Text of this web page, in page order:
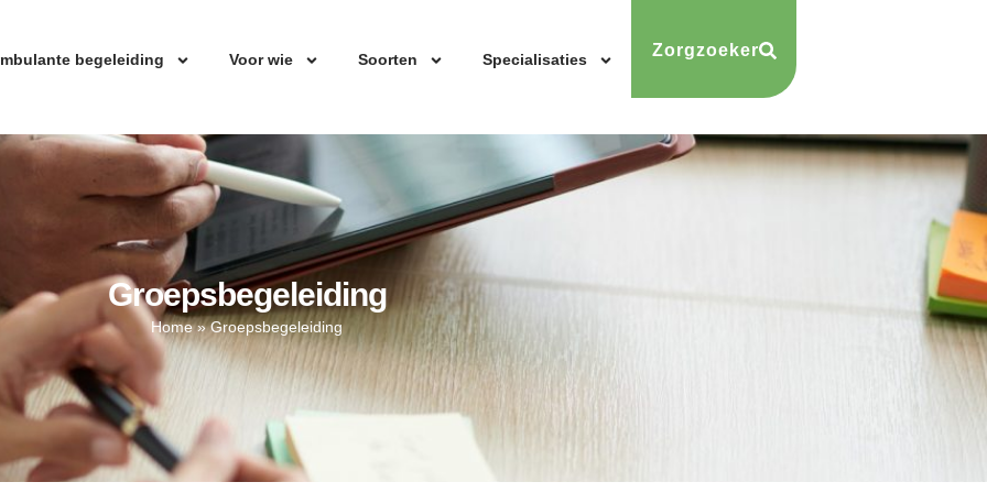
begeleiding Voor wie Soorten Specialisaties Zorgzoeker
Groepsbegeleiding
Home»Groepsbegeleiding